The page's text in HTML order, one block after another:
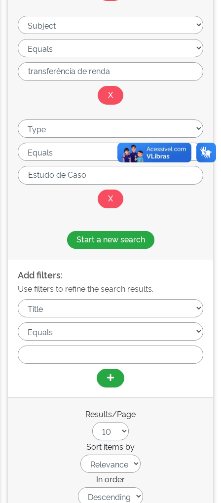
Start a new search
Add filters:
Use filters to refine the search results.
Results/Page
Sort items by
In order